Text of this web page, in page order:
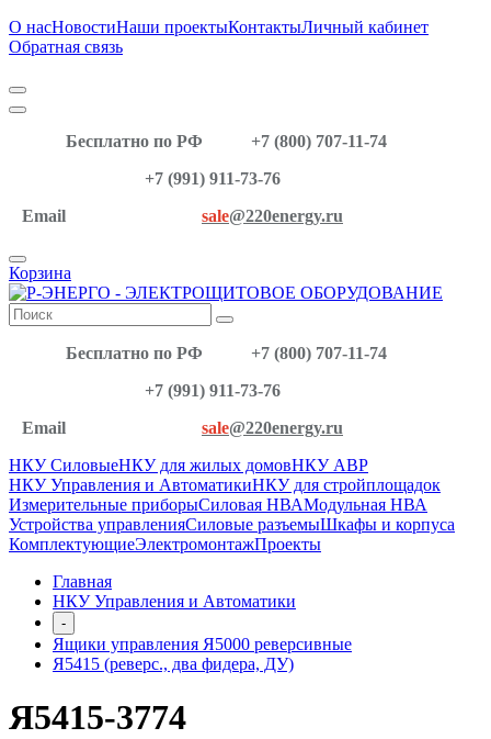
О насНовостиНаши проектыКонтактыЛичный кабинет
Обратная связь
Бесплатно по РФ
+7 (800) 707-11-74
+7 (991) 911-73-76
Email
sale@220energy.ru
Корзина
Бесплатно по РФ
+7 (800) 707-11-74
+7 (991) 911-73-76
Email
sale@220energy.ru
НКУ СиловыеНКУ для жилых домовНКУ АВР
НКУ Управления и АвтоматикиНКУ для стройплощадок
Измерительные приборыСиловая НВАМодульная НВА
Устройства управленияСиловые разъемыШкафы и корпуса
КомплектующиеЭлектромонтажПроекты
Главная
НКУ Управления и Автоматики
-
Ящики управления Я5000 реверсивные
Я5415 (реверс., два фидера, ДУ)
Я5415-3774